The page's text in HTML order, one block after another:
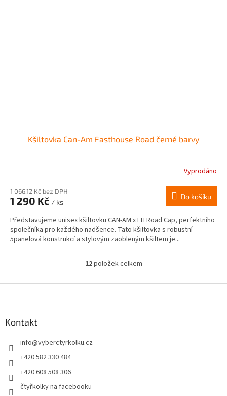
Kšiltovka Can-Am Fasthouse Road černé barvy
Vyprodáno
1 066,12 Kč bez DPH
1 290 Kč / ks
Do košíku
Představujeme unisex kšiltovku CAN-AM x FH Road Cap, perfektního
společníka pro každého nadšence. Tato kšiltovka s robustní
5panelová konstrukcí a stylovým zaobleným kšiltem je...
O
l
12položek celkem
Kontakt
info@vyberctyrkolku.cz
+420 582 330 484
+420 608 508 306
čtyřkolky na facebooku